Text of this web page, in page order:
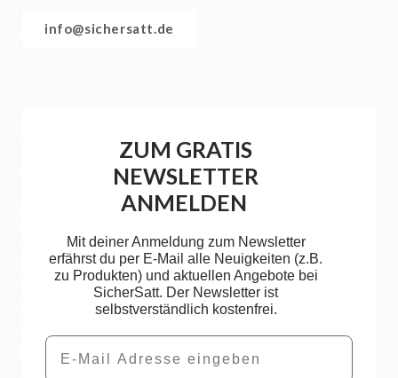
info@sichersatt.de
ZUM GRATIS
NEWSLETTER
ANMELDEN
Mit deiner Anmeldung zum Newsletter
erfährst du per E-Mail alle Neuigkeiten (z.B.
zu Produkten) und aktuellen Angebote bei
SicherSatt. Der Newsletter ist
selbstverständlich kostenfrei.
Email